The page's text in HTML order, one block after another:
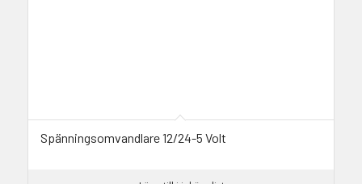
Spänningsomvandlare 12/24-5 Volt